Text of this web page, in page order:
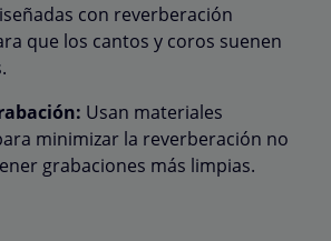
con reverberación
que los cantos y coros suenen
Usan materiales
minimizar la reverberación no
grabaciones más limpias.